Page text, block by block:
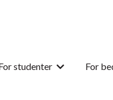
studenter
Vis
For